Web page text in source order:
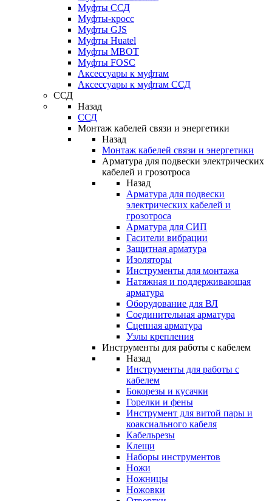
Муфты ССД
Муфты-кросс
Муфты GJS
Муфты Huatel
Муфты МВОТ
Муфты FOSC
Аксессуары к муфтам
Аксессуары к муфтам ССД
ССД
Назад
ССД
Монтаж кабелей связи и энергетики
Назад
Монтаж кабелей связи и энергетики
Арматура для подвески электрических
кабелей и грозотроса
Назад
Арматура для подвески
электрических кабелей и
грозотроса
Арматура для СИП
Гасители вибрации
Защитная арматура
Изоляторы
Инструменты для монтажа
Натяжная и поддерживающая
арматура
Оборудование для ВЛ
Соединительная арматура
Сцепная арматура
Узлы крепления
Инструменты для работы с кабелем
Назад
Инструменты для работы с
кабелем
Бокорезы и кусачки
Горелки и фены
Инструмент для витой пары и
коаксиального кабеля
Кабельрезы
Клещи
Наборы инструментов
Ножи
Ножницы
Ножовки